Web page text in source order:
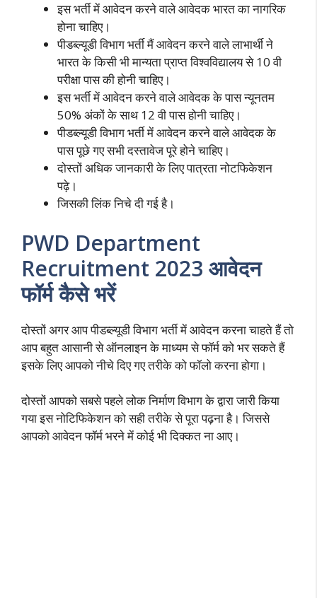
इस भर्ती में आवेदन करने वाले आवेदक भारत का नागरिक
होना चाहिए।
पीडब्ल्यूडी विभाग भर्ती मैं आवेदन करने वाले लाभार्थी ने
भारत के किसी भी मान्यता प्राप्त विश्वविद्यालय से 10 वी
परीक्षा पास की होनी चाहिए।
इस भर्ती में आवेदन करने वाले आवेदक के पास न्यूनतम
50% अंकों के साथ 12 वी पास होनी चाहिए।
पीडब्ल्यूडी विभाग भर्ती में आवेदन करने वाले आवेदक के
पास पूछे गए सभी दस्तावेज पूरे होने चाहिए।
दोस्तों अधिक जानकारी के लिए पात्रता नोटफिकेशन
पढ़े।
जिसकी लिंक निचे दी गई है।
PWD Department
Recruitment 2023 आवेदन
फॉर्म कैसे भरें
दोस्तों अगर आप पीडब्ल्यूडी विभाग भर्ती में आवेदन करना चाहते हैं तो
आप बहुत आसानी से ऑनलाइन के माध्यम से फॉर्म को भर सकते हैं
इसके लिए आपको नीचे दिए गए तरीके को फॉलो करना होगा।
दोस्तों आपको सबसे पहले लोक निर्माण विभाग के द्वारा जारी किया
गया इस नोटिफिकेशन को सही तरीके से पूरा पढ़ना है। जिससे
आपको आवेदन फॉर्म भरने में कोई भी दिक्कत ना आए।